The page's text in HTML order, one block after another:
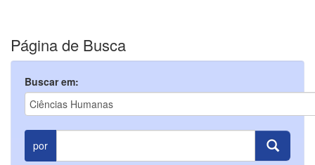
Página de Busca
Buscar em:
por